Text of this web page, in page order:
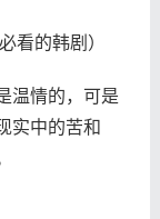
温情的，可是
实中的苦和